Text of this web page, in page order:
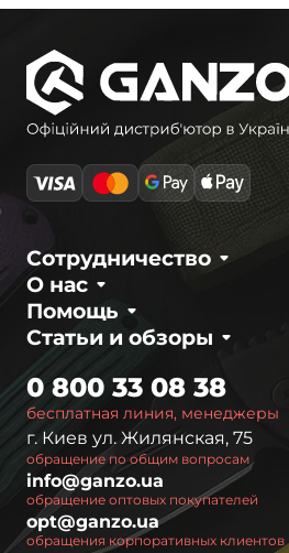
О нас
Сотрудничество
Статьи и обзоры
Помощь
бесплатная линия, менеджеры
0 800 33 08 38
г. Киев ул. Жилянская, 75
обращение по общим вопросам
info@ganzo.ua
обращение оптовых покупателей
opt@ganzo.ua
обращения корпоративных клиентов